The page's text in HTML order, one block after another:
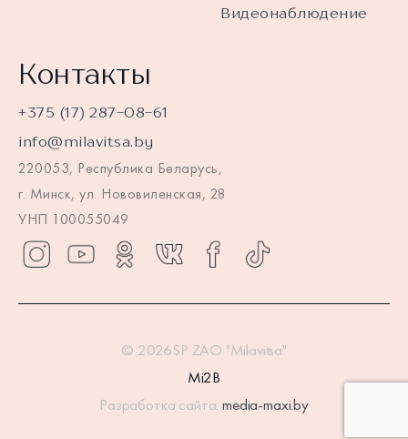
Видеонаблюдение
Контакты
+375 (17) 287-08-61
info@milavitsa.by
220053, Республика Беларусь,
г. Минск, ул. Нововиленская, 28
УНП 100055049
© 2026SP ZAO "Milavitsa"
Mi2B
Разработка сайта:media-maxi.by